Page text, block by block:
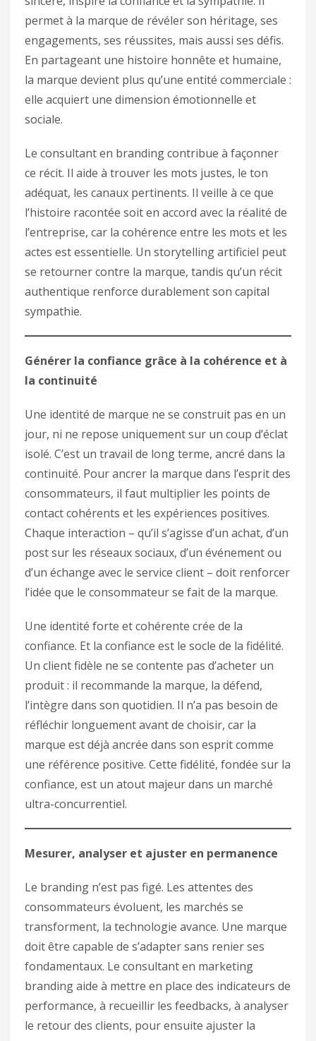
permet à la marque de révéler son héritage, ses
engagements, ses réussites, mais aussi ses défis.
En partageant une histoire honnête et humaine,
la marque devient plus qu’une entité commerciale :
elle acquiert une dimension émotionnelle et
sociale.
Le consultant en branding contribue à façonner
ce récit. Il aide à trouver les mots justes, le ton
adéquat, les canaux pertinents. Il veille à ce que
l’histoire racontée soit en accord avec la réalité de
l’entreprise, car la cohérence entre les mots et les
actes est essentielle. Un storytelling artificiel peut
se retourner contre la marque, tandis qu’un récit
authentique renforce durablement son capital
sympathie.
Générer la confiance grâce à la cohérence et à
la continuité
Une identité de marque ne se construit pas en un
jour, ni ne repose uniquement sur un coup d’éclat
isolé. C’est un travail de long terme, ancré dans la
continuité. Pour ancrer la marque dans l’esprit des
consommateurs, il faut multiplier les points de
contact cohérents et les expériences positives.
Chaque interaction – qu’il s’agisse d’un achat, d’un
post sur les réseaux sociaux, d’un événement ou
d’un échange avec le service client – doit renforcer
l’idée que le consommateur se fait de la marque.
Une identité forte et cohérente crée de la
confiance. Et la confiance est le socle de la fidélité.
Un client fidèle ne se contente pas d’acheter un
produit : il recommande la marque, la défend,
l’intègre dans son quotidien. Il n’a pas besoin de
réfléchir longuement avant de choisir, car la
marque est déjà ancrée dans son esprit comme
une référence positive. Cette fidélité, fondée sur la
confiance, est un atout majeur dans un marché
ultra-concurrentiel.
Mesurer, analyser et ajuster en permanence
Le branding n’est pas figé. Les attentes des
consommateurs évoluent, les marchés se
transforment, la technologie avance. Une marque
doit être capable de s’adapter sans renier ses
fondamentaux. Le consultant en marketing
branding aide à mettre en place des indicateurs de
performance, à recueillir les feedbacks, à analyser
le retour des clients, pour ensuite ajuster la